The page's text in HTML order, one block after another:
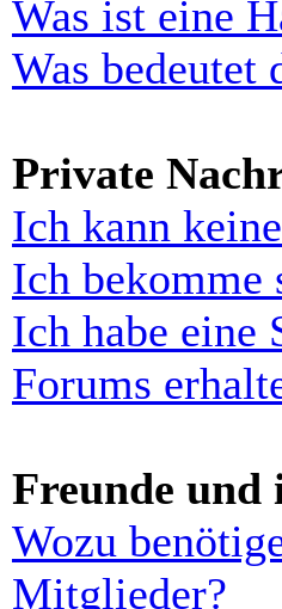
Was ist eine
Was bedeutet
Private
Ich kann
Ich bekomme
Ich habe eine
Forums
Freunde
Wozu
Mitglieder?